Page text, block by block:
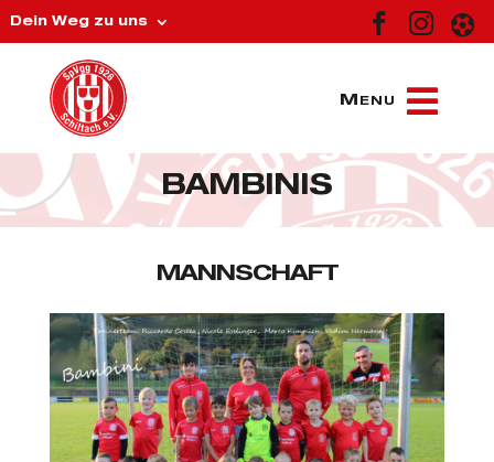
Dein Weg zu uns   
BAMBINIS
MANNSCHAFT